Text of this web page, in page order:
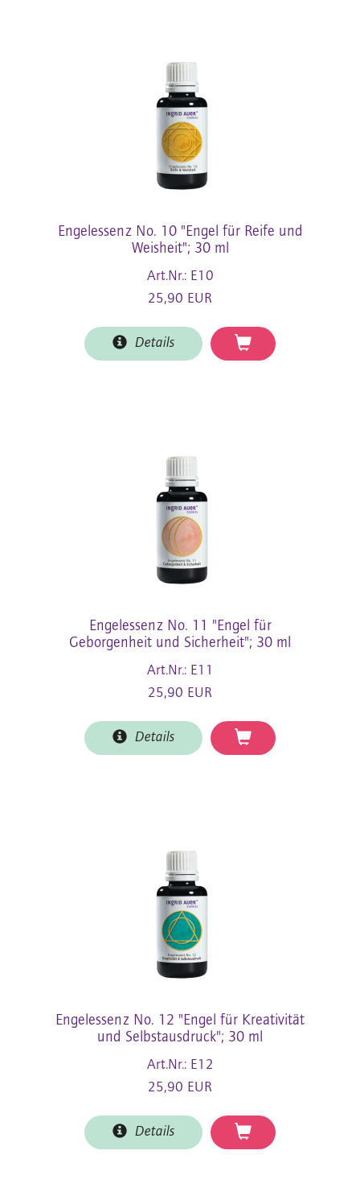
Engelessenz No. 10 "Engel für Reife und
Weisheit"; 30 ml
Art.Nr.: E10
25,90 EUR
Details
Engelessenz No. 11 "Engel für
Geborgenheit und Sicherheit"; 30 ml
Art.Nr.: E11
25,90 EUR
Details
Engelessenz No. 12 "Engel für Kreativität
und Selbstausdruck"; 30 ml
Art.Nr.: E12
25,90 EUR
Details